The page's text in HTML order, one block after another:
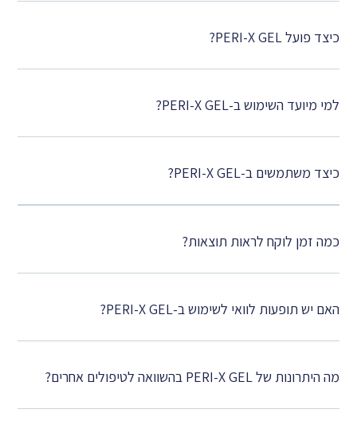
כיצד פועל PERI-X GEL?
למי מיועד השימוש ב-PERI-X GEL?
כיצד משתמשים ב-PERI-X GEL?
כמה זמן לוקח לראות תוצאות?
האם יש תופעות לוואי לשימוש ב-PERI-X GEL?
מה היתרונות של PERI-X GEL בהשוואה לטיפולים אחרים?